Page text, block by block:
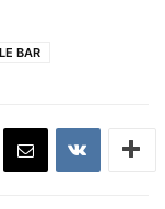
BAR